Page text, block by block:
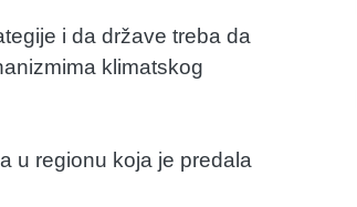
i da države treba da
klimatskog
u regionu koja je predala